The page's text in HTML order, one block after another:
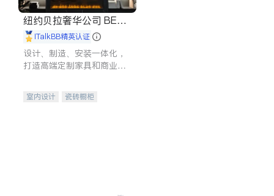
纽约贝拉奢华公司 BELL
A LUXE
iTalkBB精英认证
设计、制造、安装一体化，
打造高端定制家具和商业空
室内设计
瓷砖橱柜